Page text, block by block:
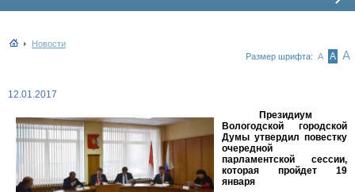
Новости
Размер шрифта: А А А
12.01.2017
Президиум
Вологодской городской
Думы утвердил повестку
очередной
парламентской сессии,
которая пройдет 19
января